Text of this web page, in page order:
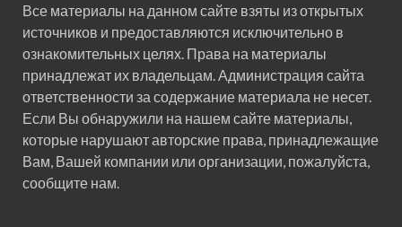
Все материалы на данном сайте взяты из открытых
источников и предоставляются исключительно в
ознакомительных целях. Права на материалы
принадлежат их владельцам. Администрация сайта
ответственности за содержание материала не несет.
Если Вы обнаружили на нашем сайте материалы,
которые нарушают авторские права, принадлежащие
Вам, Вашей компании или организации, пожалуйста,
сообщите нам.